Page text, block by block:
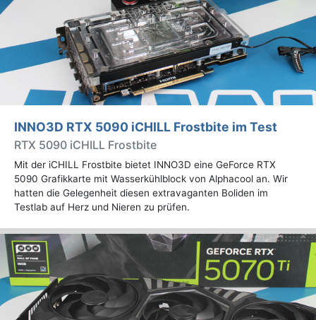
INNO3D RTX 5090 iCHILL Frostbite im Test
RTX 5090 iCHILL Frostbite
Mit der iCHILL Frostbite bietet INNO3D eine GeForce RTX
5090 Grafikkarte mit Wasserkühlblock von Alphacool an. Wir
hatten die Gelegenheit diesen extravaganten Boliden im
Testlab auf Herz und Nieren zu prüfen.